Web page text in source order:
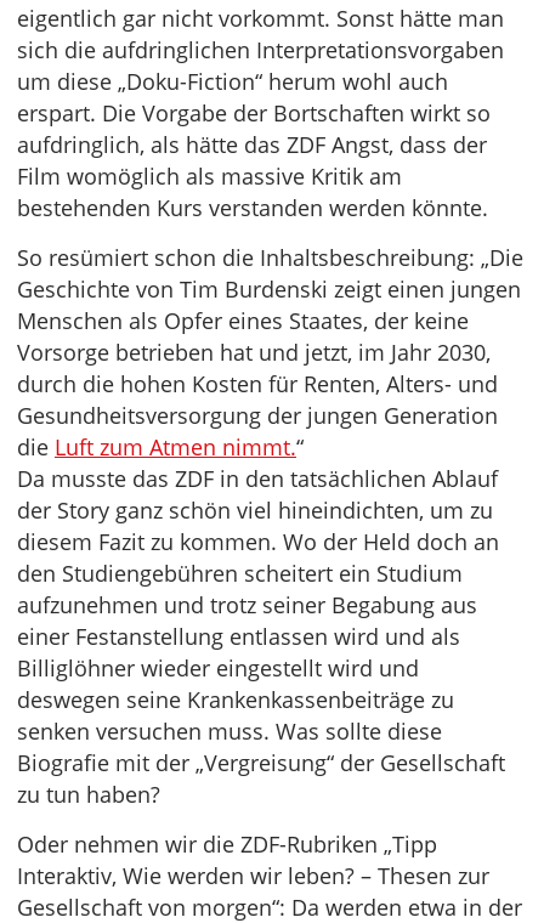
eigentlich gar nicht vorkommt. Sonst hätte man
sich die aufdringlichen Interpretationsvorgaben
um diese „Doku-Fiction“ herum wohl auch
erspart. Die Vorgabe der Bortschaften wirkt so
aufdringlich, als hätte das ZDF Angst, dass der
Film womöglich als massive Kritik am
bestehenden Kurs verstanden werden könnte.
So resümiert schon die Inhaltsbeschreibung: „Die
Geschichte von Tim Burdenski zeigt einen jungen
Menschen als Opfer eines Staates, der keine
Vorsorge betrieben hat und jetzt, im Jahr 2030,
durch die hohen Kosten für Renten, Alters- und
Gesundheitsversorgung der jungen Generation
die Luft zum Atmen nimmt.“
Da musste das ZDF in den tatsächlichen Ablauf
der Story ganz schön viel hineindichten, um zu
diesem Fazit zu kommen. Wo der Held doch an
den Studiengebühren scheitert ein Studium
aufzunehmen und trotz seiner Begabung aus
einer Festanstellung entlassen wird und als
Billiglöhner wieder eingestellt wird und
deswegen seine Krankenkassenbeiträge zu
senken versuchen muss. Was sollte diese
Biografie mit der „Vergreisung“ der Gesellschaft
zu tun haben?
Oder nehmen wir die ZDF-Rubriken „Tipp
Interaktiv, Wie werden wir leben? – Thesen zur
Gesellschaft von morgen“: Da werden etwa in der